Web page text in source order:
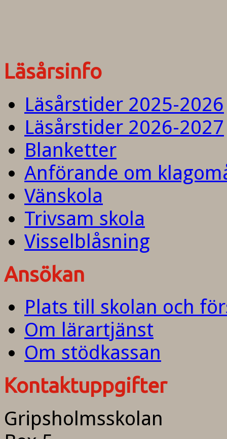
Läsårsinfo
Läsårstider 2025-2026
Läsårstider 2026-2027
Blanketter
Anförande om
Vänskola
Trivsam skola
Visselblåsning
Ansökan
Plats till skolan och
Om lärartjänst
Om stödkassan
Kontaktuppgifter
Gripsholmsskolan